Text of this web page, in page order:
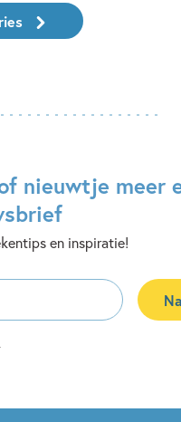
nieuwtje meer
en inspiratie!